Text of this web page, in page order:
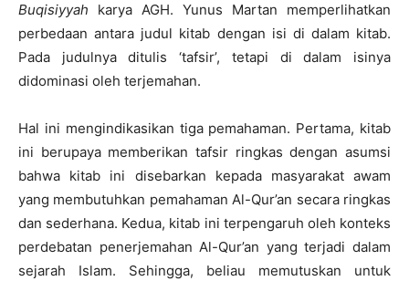
Buqisiyyah karya AGH. Yunus Martan memperlihatkan
perbedaan antara judul kitab dengan isi di dalam kitab.
Pada judulnya ditulis ‘tafsir’, tetapi di dalam isinya
didominasi oleh terjemahan.
Hal ini mengindikasikan tiga pemahaman. Pertama, kitab
ini berupaya memberikan tafsir ringkas dengan asumsi
bahwa kitab ini disebarkan kepada masyarakat awam
yang membutuhkan pemahaman Al-Qur’an secara ringkas
dan sederhana. Kedua, kitab ini terpengaruh oleh konteks
perdebatan penerjemahan Al-Qur’an yang terjadi dalam
sejarah Islam. Sehingga, beliau memutuskan untuk